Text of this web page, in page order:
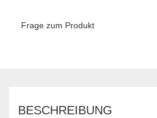
Frage zum Produkt
BESCHREIBUNG